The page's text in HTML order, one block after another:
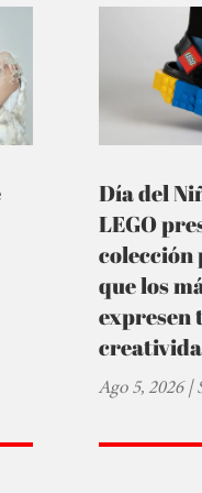
Día del
LEGO
colección
que los
expresen
Ago 5, 2026|